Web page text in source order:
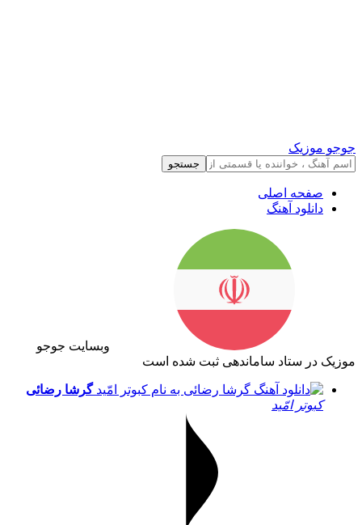
جوجو موزیک
جستجو
صفحه اصلی
دانلود آهنگ
وبسایت جوجو
موزیک در ستاد ساماندهی ثبت شده است
گرشا رضائی
کبوتر امّید